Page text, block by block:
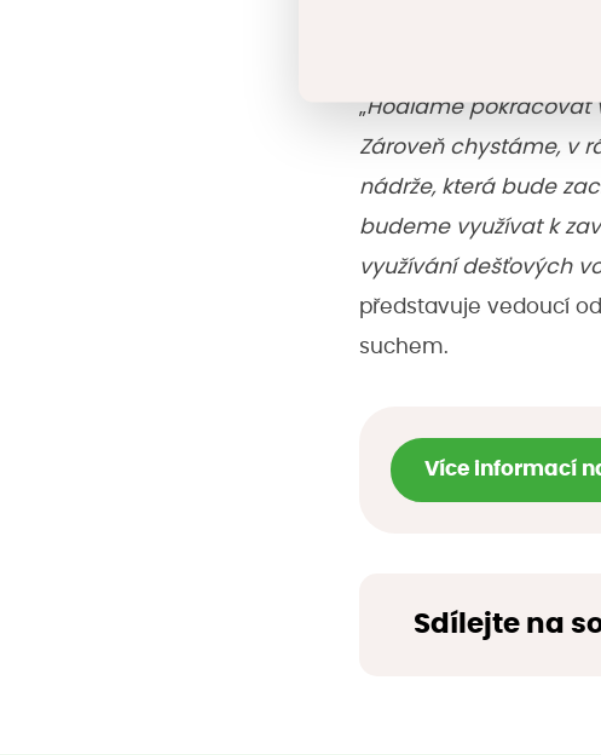
nebude mít dobré
„Hodláme pokračovat
Zároveň chystáme, v
nádrže, která bude
budeme využívat k
využívání dešťových
představuje vedoucí
suchem.
Více informací
Sdílejte na